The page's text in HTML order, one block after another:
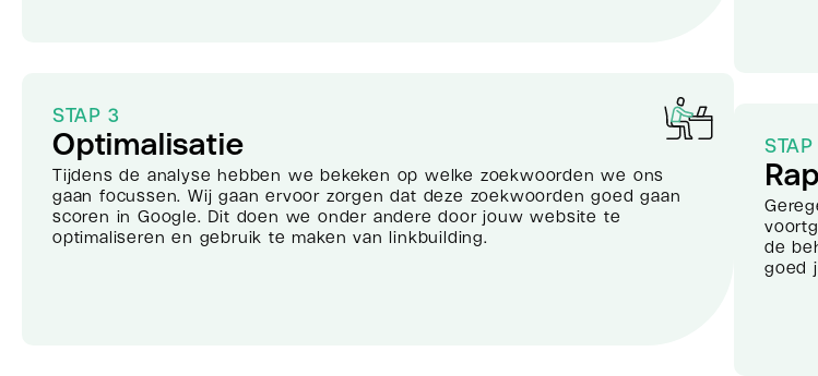
STAP 3
Optimalisatie
Tijdens de analyse hebben we bekeken op welke zoekwoorden we ons
gaan focussen. Wij gaan ervoor zorgen dat deze zoekwoorden goed gaan
scoren in Google. Dit doen we onder andere door jouw website te
optimaliseren en gebruik te maken van linkbuilding.
de
goed